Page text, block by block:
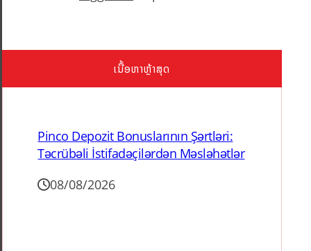
ເນື້ອຫາຫຼ້າສຸດ
Pinco Depozit Bonuslarının Şərtləri:
Təcrübəli İstifadəçilərdən Məsləhətlər
08/08/2026